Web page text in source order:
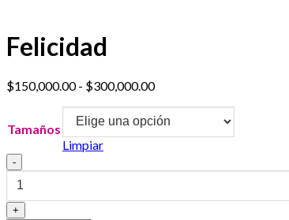
Felicidad
$150,000.00 - $300,000.00Rango
precios:
desde
$300,000.00
Tamaños
Limpiar
Felicidad
cantidad